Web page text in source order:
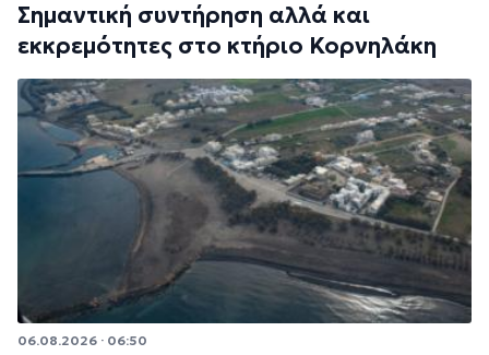
Σημαντική συντήρηση αλλά και
εκκρεμότητες στο κτήριο Κορνηλάκη
06.08.2026 · 06:50